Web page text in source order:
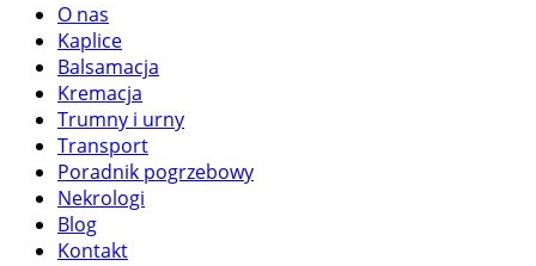
O nas
Kaplice
Balsamacja
Kremacja
Trumny i urny
Transport
Poradnik pogrzebowy
Nekrologi
Blog
Kontakt